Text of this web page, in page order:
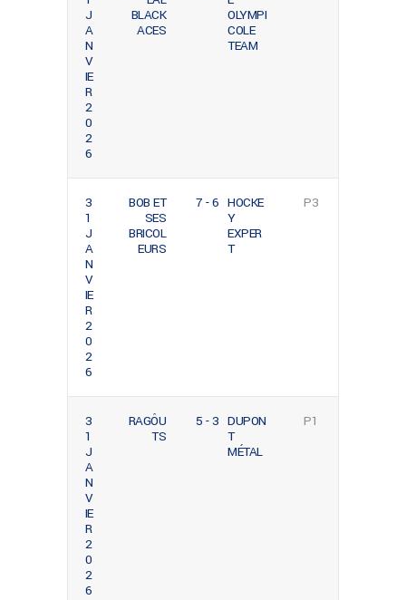
J
A
N
V
IE
R
2
0
2
6
BLACK
ACES
OLYMPI
COLE
TEAM
3
1
J
A
N
V
IE
R
2
0
2
6
BOB ET
SES
BRICOL
EURS
7 - 6 HOCKE
Y
EXPER
T
P3
3
1
J
A
N
V
IE
R
2
0
2
6
RAGÔU
TS
5 - 3 DUPON
T
MÉTAL
P1